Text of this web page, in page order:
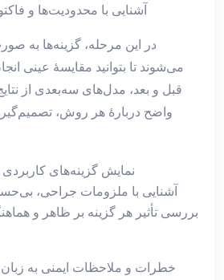
آشنایی با محدودیت‌ها و
در این مرحله، گزینه‌ها به
می‌شوند تا بتوانید مقایسهٔ عینی
قبل و بعد، مدل‌های سه‌بعدی از
واضح دربارهٔ هر روش،
نمایش گزینه‌های
آشنایی با ملزومات جراحی،
بررسی تأثیر هر گزینه بر ظاهر و
خطرات و ملاحظات ایمنی به زبان